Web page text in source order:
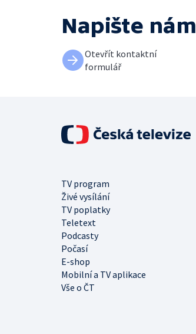
Napište nám
Otevřít kontaktní
formulář
TV program
Živé vysílání
TV poplatky
Teletext
Podcasty
Počasí
E-shop
Mobilní a TV aplikace
Vše o ČT